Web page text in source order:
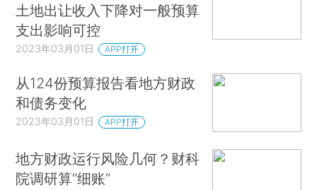
土地出让收入下降对一般预算
支出影响可控
2023年03月01日 APP打开
从124份预算报告看地方财政
和债务变化
2023年03月01日 APP打开
地方财政运行风险几何？财科
院调研算“细账”